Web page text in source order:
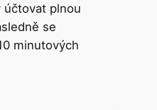
účtovat plnou
se
minutových